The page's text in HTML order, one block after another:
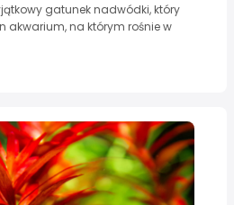
gatunek nadwódki, który
akwarium, na którym rośnie w